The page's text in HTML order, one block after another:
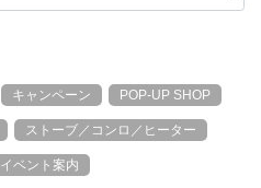
キャンペーン POP-UP SHOP
ストーブ／コンロ／ヒーター
イベント案内